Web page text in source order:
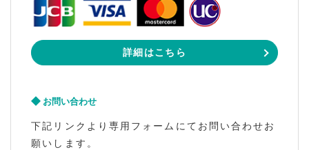
詳細はこちら
お問い合わせ
下記リンクより専用フォームにてお問い合わせお
願いします。